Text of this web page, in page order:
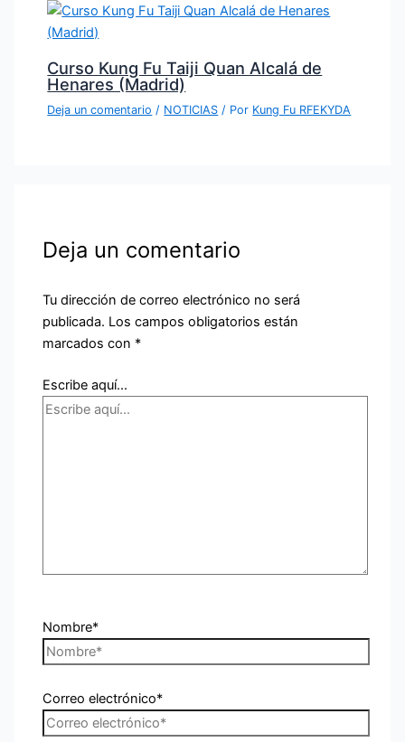
Curso Kung Fu Taiji Quan Alcalá de
Henares (Madrid)
Deja un comentario / NOTICIAS / Por Kung Fu RFEKYDA
Deja un comentario
Tu dirección de correo electrónico no será
publicada. Los campos obligatorios están
marcados con *
Escribe aquí...
Nombre*
Correo electrónico*